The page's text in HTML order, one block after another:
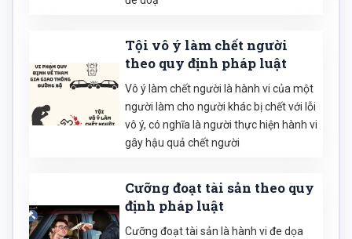
Tội vô ý làm chết người
theo quy định pháp luật
Vô ý làm chết người là hành vi của một
người làm cho người khác bị chết với lỗi
vô ý, có nghĩa là người thực hiện hành vi
gây hậu quả chết người
Cưỡng đoạt tài sản theo quy
định pháp luật
Cưỡng đoạt tài sản là hành vi đe dọa